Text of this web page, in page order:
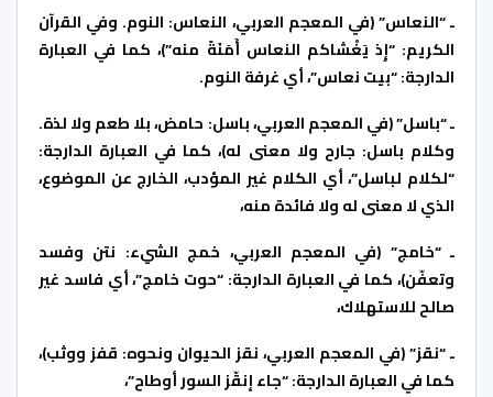
ـ “النعاس” (في المعجم العربي، النعاس: النوم. وفي القرآن
الكريم: “إِذ يَغْشاكم النعاس أَمَنَةً منه”)، كما في العبارة
الدارجة: “بيت نعاس”، أي غرفة النوم.
ـ “باسل” (في المعجم العربي، باسل: حامض، بلا طعم ولا لذة.
وكلام باسل: جارح ولا معنى له)، كما في العبارة الدارجة:
“لكلام لباسل”، أي الكلام غير المؤدب، الخارج عن الموضوع،
الذي لا معنى له ولا فائدة منه،
ـ “خامج” (في المعجم العربي، خمج الشيء: نتن وفسد
وتعفّن)، كما في العبارة الدارجة: “حوت خامج”، أي فاسد غير
صالح للاستهلاك،
ـ “نقز” (في المعجم العربي، نقز الحيوان ونحوه: قفز ووثب)،
كما في العبارة الدارجة: “جاء إنقّز السور أوطاح”،